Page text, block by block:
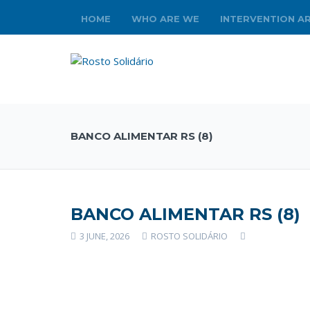
HOME WHO ARE WE INTERVENTION
BANCO ALIMENTAR RS (8)
BANCO ALIMENTAR RS (8)
3 JUNE, 2026 ROSTO SOLIDÁRIO